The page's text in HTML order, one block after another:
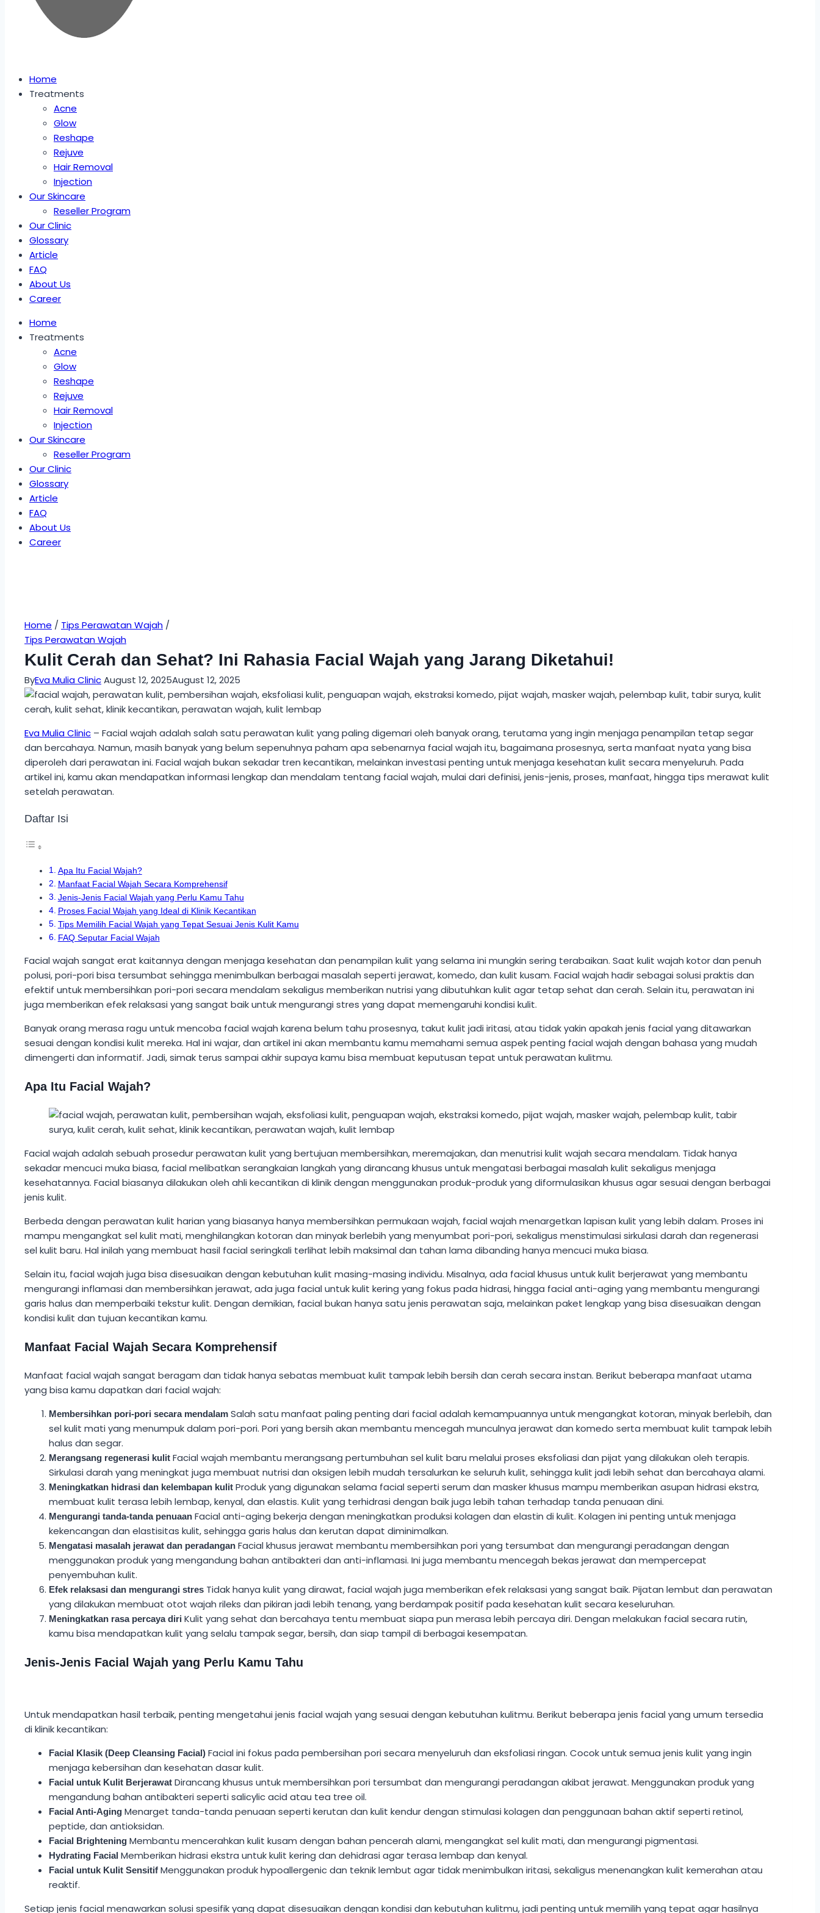
Home
Treatments
Acne
Glow
Reshape
Rejuve
Hair Removal
Injection
Our Skincare
Reseller Program
Our Clinic
Glossary
Article
FAQ
About Us
Career
Home
Treatments
Acne
Glow
Reshape
Rejuve
Hair Removal
Injection
Our Skincare
Reseller Program
Our Clinic
Glossary
Article
FAQ
About Us
Career
Home / Tips Perawatan Wajah /
Tips Perawatan Wajah
Kulit Cerah dan Sehat? Ini Rahasia Facial Wajah yang Jarang Diketahui!
ByEva Mulia ClinicAugust 12, 2025August 12, 2025
Eva Mulia Clinic – Facial wajah adalah salah satu perawatan kulit yang paling digemari oleh banyak orang, terutama yang ingin menjaga penampilan tetap segar
dan bercahaya. Namun, masih banyak yang belum sepenuhnya paham apa sebenarnya facial wajah itu, bagaimana prosesnya, serta manfaat nyata yang bisa
diperoleh dari perawatan ini. Facial wajah bukan sekadar tren kecantikan, melainkan investasi penting untuk menjaga kesehatan kulit secara menyeluruh. Pada
artikel ini, kamu akan mendapatkan informasi lengkap dan mendalam tentang facial wajah, mulai dari definisi, jenis-jenis, proses, manfaat, hingga tips merawat kulit
setelah perawatan.
Daftar Isi
Apa Itu Facial Wajah?
Manfaat Facial Wajah Secara Komprehensif
Jenis-Jenis Facial Wajah yang Perlu Kamu Tahu
Proses Facial Wajah yang Ideal di Klinik Kecantikan
Tips Memilih Facial Wajah yang Tepat Sesuai Jenis Kulit Kamu
FAQ Seputar Facial Wajah
Facial wajah sangat erat kaitannya dengan menjaga kesehatan dan penampilan kulit yang selama ini mungkin sering terabaikan. Saat kulit wajah kotor dan penuh
polusi, pori-pori bisa tersumbat sehingga menimbulkan berbagai masalah seperti jerawat, komedo, dan kulit kusam. Facial wajah hadir sebagai solusi praktis dan
efektif untuk membersihkan pori-pori secara mendalam sekaligus memberikan nutrisi yang dibutuhkan kulit agar tetap sehat dan cerah. Selain itu, perawatan ini
juga memberikan efek relaksasi yang sangat baik untuk mengurangi stres yang dapat memengaruhi kondisi kulit.
Banyak orang merasa ragu untuk mencoba facial wajah karena belum tahu prosesnya, takut kulit jadi iritasi, atau tidak yakin apakah jenis facial yang ditawarkan
sesuai dengan kondisi kulit mereka. Hal ini wajar, dan artikel ini akan membantu kamu memahami semua aspek penting facial wajah dengan bahasa yang mudah
dimengerti dan informatif. Jadi, simak terus sampai akhir supaya kamu bisa membuat keputusan tepat untuk perawatan kulitmu.
Apa Itu Facial Wajah?
Facial wajah adalah sebuah prosedur perawatan kulit yang bertujuan membersihkan, meremajakan, dan menutrisi kulit wajah secara mendalam. Tidak hanya
sekadar mencuci muka biasa, facial melibatkan serangkaian langkah yang dirancang khusus untuk mengatasi berbagai masalah kulit sekaligus menjaga
kesehatannya. Facial biasanya dilakukan oleh ahli kecantikan di klinik dengan menggunakan produk-produk yang diformulasikan khusus agar sesuai dengan berbagai
jenis kulit.
Berbeda dengan perawatan kulit harian yang biasanya hanya membersihkan permukaan wajah, facial wajah menargetkan lapisan kulit yang lebih dalam. Proses ini
mampu mengangkat sel kulit mati, menghilangkan kotoran dan minyak berlebih yang menyumbat pori-pori, sekaligus menstimulasi sirkulasi darah dan regenerasi
sel kulit baru. Hal inilah yang membuat hasil facial seringkali terlihat lebih maksimal dan tahan lama dibanding hanya mencuci muka biasa.
Selain itu, facial wajah juga bisa disesuaikan dengan kebutuhan kulit masing-masing individu. Misalnya, ada facial khusus untuk kulit berjerawat yang membantu
mengurangi inflamasi dan membersihkan jerawat, ada juga facial untuk kulit kering yang fokus pada hidrasi, hingga facial anti-aging yang membantu mengurangi
garis halus dan memperbaiki tekstur kulit. Dengan demikian, facial bukan hanya satu jenis perawatan saja, melainkan paket lengkap yang bisa disesuaikan dengan
kondisi kulit dan tujuan kecantikan kamu.
Manfaat Facial Wajah Secara Komprehensif
Manfaat facial wajah sangat beragam dan tidak hanya sebatas membuat kulit tampak lebih bersih dan cerah secara instan. Berikut beberapa manfaat utama
yang bisa kamu dapatkan dari facial wajah:
Membersihkan pori-pori secara mendalam Salah satu manfaat paling penting dari facial adalah kemampuannya untuk mengangkat kotoran, minyak berlebih, dan
sel kulit mati yang menumpuk dalam pori-pori. Pori yang bersih akan membantu mencegah munculnya jerawat dan komedo serta membuat kulit tampak lebih
halus dan segar.
Merangsang regenerasi kulit Facial wajah membantu merangsang pertumbuhan sel kulit baru melalui proses eksfoliasi dan pijat yang dilakukan oleh terapis.
Sirkulasi darah yang meningkat juga membuat nutrisi dan oksigen lebih mudah tersalurkan ke seluruh kulit, sehingga kulit jadi lebih sehat dan bercahaya alami.
Meningkatkan hidrasi dan kelembapan kulit Produk yang digunakan selama facial seperti serum dan masker khusus mampu memberikan asupan hidrasi ekstra,
membuat kulit terasa lebih lembap, kenyal, dan elastis. Kulit yang terhidrasi dengan baik juga lebih tahan terhadap tanda penuaan dini.
Mengurangi tanda-tanda penuaan Facial anti-aging bekerja dengan meningkatkan produksi kolagen dan elastin di kulit. Kolagen ini penting untuk menjaga
kekencangan dan elastisitas kulit, sehingga garis halus dan kerutan dapat diminimalkan.
Mengatasi masalah jerawat dan peradangan Facial khusus jerawat membantu membersihkan pori yang tersumbat dan mengurangi peradangan dengan
menggunakan produk yang mengandung bahan antibakteri dan anti-inflamasi. Ini juga membantu mencegah bekas jerawat dan mempercepat
penyembuhan kulit.
Efek relaksasi dan mengurangi stres Tidak hanya kulit yang dirawat, facial wajah juga memberikan efek relaksasi yang sangat baik. Pijatan lembut dan perawatan
yang dilakukan membuat otot wajah rileks dan pikiran jadi lebih tenang, yang berdampak positif pada kesehatan kulit secara keseluruhan.
Meningkatkan rasa percaya diri Kulit yang sehat dan bercahaya tentu membuat siapa pun merasa lebih percaya diri. Dengan melakukan facial secara rutin,
kamu bisa mendapatkan kulit yang selalu tampak segar, bersih, dan siap tampil di berbagai kesempatan.
Jenis-Jenis Facial Wajah yang Perlu Kamu Tahu
Untuk mendapatkan hasil terbaik, penting mengetahui jenis facial wajah yang sesuai dengan kebutuhan kulitmu. Berikut beberapa jenis facial yang umum tersedia
di klinik kecantikan:
Facial Klasik (Deep Cleansing Facial) Facial ini fokus pada pembersihan pori secara menyeluruh dan eksfoliasi ringan. Cocok untuk semua jenis kulit yang ingin
menjaga kebersihan dan kesehatan dasar kulit.
Facial untuk Kulit Berjerawat Dirancang khusus untuk membersihkan pori tersumbat dan mengurangi peradangan akibat jerawat. Menggunakan produk yang
mengandung bahan antibakteri seperti salicylic acid atau tea tree oil.
Facial Anti-Aging Menarget tanda-tanda penuaan seperti kerutan dan kulit kendur dengan stimulasi kolagen dan penggunaan bahan aktif seperti retinol,
peptide, dan antioksidan.
Facial Brightening Membantu mencerahkan kulit kusam dengan bahan pencerah alami, mengangkat sel kulit mati, dan mengurangi pigmentasi.
Hydrating Facial Memberikan hidrasi ekstra untuk kulit kering dan dehidrasi agar terasa lembap dan kenyal.
Facial untuk Kulit Sensitif Menggunakan produk hypoallergenic dan teknik lembut agar tidak menimbulkan iritasi, sekaligus menenangkan kulit kemerahan atau
reaktif.
Setiap jenis facial menawarkan solusi spesifik yang dapat disesuaikan dengan kondisi dan kebutuhan kulitmu, jadi penting untuk memilih yang tepat agar hasilnya